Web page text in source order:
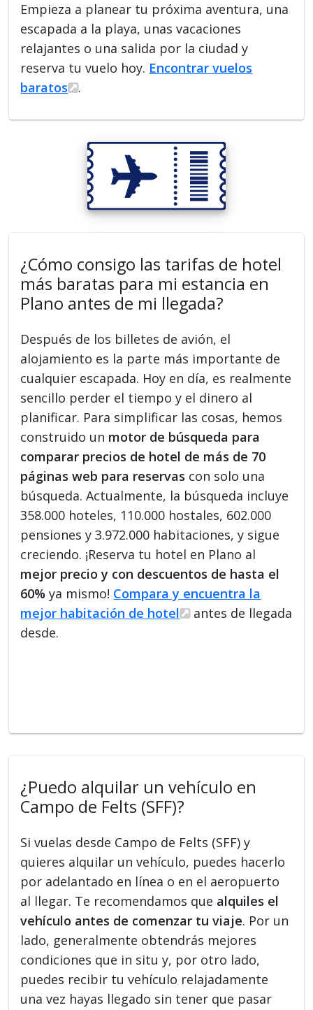
Empieza a planear tu próxima aventura, una
escapada a la playa, unas vacaciones
relajantes o una salida por la ciudad y
reserva tu vuelo hoy. Encontrar vuelos
baratos
.
¿Cómo consigo las tarifas de hotel
más baratas para mi estancia en
Plano antes de mi llegada?
Después de los billetes de avión, el
alojamiento es la parte más importante de
cualquier escapada. Hoy en día, es realmente
sencillo perder el tiempo y el dinero al
planificar. Para simplificar las cosas, hemos
construido un motor de búsqueda para
comparar precios de hotel de más de 70
páginas web para reservas con solo una
búsqueda. Actualmente, la búsqueda incluye
358.000 hoteles, 110.000 hostales, 602.000
pensiones y 3.972.000 habitaciones, y sigue
creciendo. ¡Reserva tu hotel en Plano al
mejor precio y con descuentos de hasta el
60% ya mismo! Compara y encuentra la
mejor habitación de hotel
antes de llegada
desde.
¿Puedo alquilar un vehículo en
Campo de Felts (SFF)?
Si vuelas desde Campo de Felts (SFF) y
quieres alquilar un vehículo, puedes hacerlo
por adelantado en línea o en el aeropuerto
al llegar. Te recomendamos que alquiles el
vehículo antes de comenzar tu viaje. Por un
lado, generalmente obtendrás mejores
condiciones que in situ y, por otro lado,
puedes recibir tu vehículo relajadamente
una vez hayas llegado sin tener que pasar